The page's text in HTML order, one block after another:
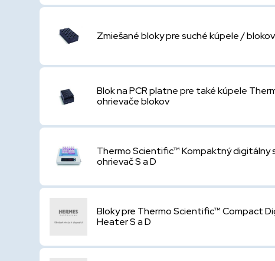
Zmiešané bloky pre suché kúpele /
Blok na PCR platne pre také kúpele
ohrievače blokov
Thermo Scientific™ Kompaktný digitálny
ohrievač S a D
Bloky pre Thermo Scientific™ Compact
Heater S a D